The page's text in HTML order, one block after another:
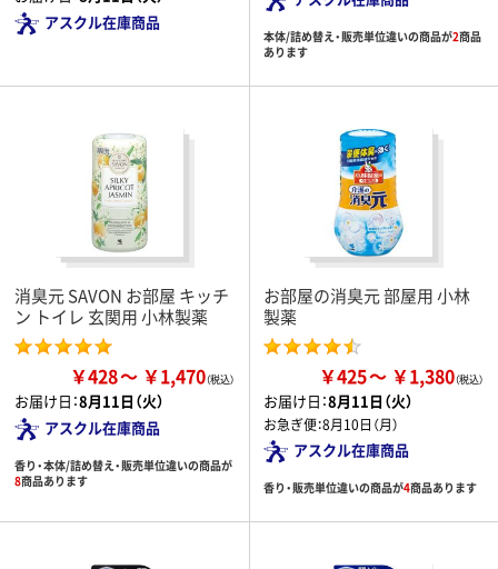
アスクル在庫商品
本体/詰め替え・販売単位違いの商品が2商品
あります
消臭元 SAVON お部屋 キッチ
ン トイレ 玄関用 小林製薬
￥428 ￥1,470
お届け日：8月11日（火）
アスクル在庫商品
香り・本体/詰め替え・販売単位違いの商品が
8商品あります
お部屋の消臭元 部屋用 小林
製薬
￥425 ￥1,380
お届け日：8月11日（火）
お急ぎ便：8月10日（月）
アスクル在庫商品
香り・販売単位違いの商品が4商品あります